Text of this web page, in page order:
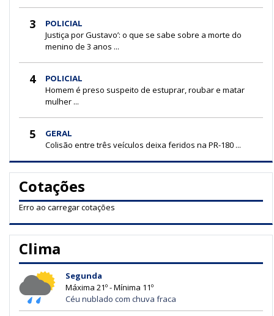
3 POLICIAL
Justiça por Gustavo’: o que se sabe sobre a morte do
menino de 3 anos ...
4 POLICIAL
Homem é preso suspeito de estuprar, roubar e matar
mulher ...
5 GERAL
Colisão entre três veículos deixa feridos na PR-180 ...
Cotações
Erro ao carregar cotações
Clima
Segunda
Máxima 21º - Mínima 11º
Céu nublado com chuva fraca